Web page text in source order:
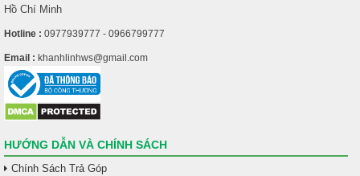
Hồ Chí Minh
Hotline : 0977939777 - 0966799777
Email : khanhlinhws@gmail.com
HƯỚNG DẪN VÀ CHÍNH SÁCH
Chính Sách Trả Góp